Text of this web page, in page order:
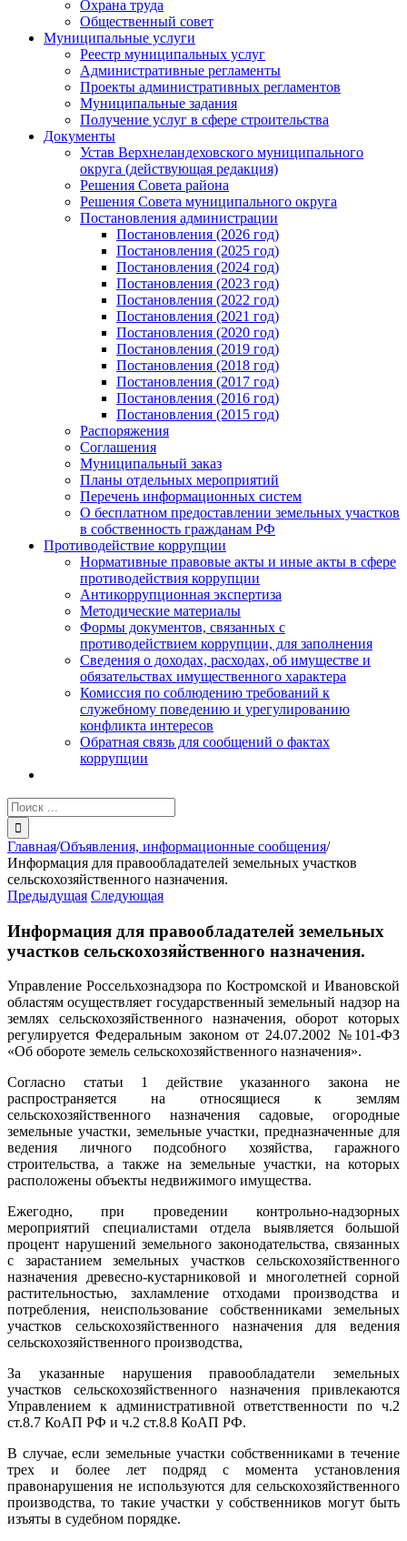
Охрана труда
Общественный совет
Муниципальные услуги
Реестр муниципальных услуг
Административные регламенты
Проекты административных регламентов
Муниципальные задания
Получение услуг в сфере строительства
Документы
Устав Верхнеландеховского муниципального
округа (действующая редакция)
Решения Совета района
Решения Совета муниципального округа
Постановления администрации
Постановления (2026 год)
Постановления (2025 год)
Постановления (2024 год)
Постановления (2023 год)
Постановления (2022 год)
Постановления (2021 год)
Постановления (2020 год)
Постановления (2019 год)
Постановления (2018 год)
Постановления (2017 год)
Постановления (2016 год)
Постановления (2015 год)
Распоряжения
Соглашения
Муниципальный заказ
Планы отдельных мероприятий
Перечень информационных систем
О бесплатном предоставлении земельных участков
в собственность гражданам РФ
Противодействие коррупции
Нормативные правовые акты и иные акты в сфере
противодействия коррупции
Антикоррупционная экспертиза
Методические материалы
Формы документов, связанных с
противодействием коррупции, для заполнения
Сведения о доходах, расходах, об имуществе и
обязательствах имущественного характера
Комиссия по соблюдению требований к
служебному поведению и урегулированию
конфликта интересов
Обратная связь для сообщений о фактах
коррупции
Результат
поиска:
Главная/Объявления, информационные сообщения/
Информация для правообладателей земельных участков
сельскохозяйственного назначения.
Предыдущая Следующая
Информация для правообладателей земельных
участков сельскохозяйственного назначения.
Управление Россельхознадзора по Костромской и Ивановской
областям осуществляет государственный земельный надзор на
землях сельскохозяйственного назначения, оборот которых
регулируется Федеральным законом от 24.07.2002 №101-ФЗ
«Об обороте земель сельскохозяйственного назначения».
Согласно статьи 1 действие указанного закона не
распространяется на относящиеся к землям
сельскохозяйственного назначения садовые, огородные
земельные участки, земельные участки, предназначенные для
ведения личного подсобного хозяйства, гаражного
строительства, а также на земельные участки, на которых
расположены объекты недвижимого имущества.
Ежегодно, при проведении контрольно-надзорных
мероприятий специалистами отдела выявляется большой
процент нарушений земельного законодательства, связанных
с зарастанием земельных участков сельскохозяйственного
назначения древесно-кустарниковой и многолетней сорной
растительностью, захламление отходами производства и
потребления, неиспользование собственниками земельных
участков сельскохозяйственного назначения для ведения
сельскохозяйственного производства,
За указанные нарушения правообладатели земельных
участков сельскохозяйственного назначения привлекаются
Управлением к административной ответственности по ч.2
ст.8.7 КоАП РФ и ч.2 ст.8.8 КоАП РФ.
В случае, если земельные участки собственниками в течение
трех и более лет подряд с момента установления
правонарушения не используются для сельскохозяйственного
производства, то такие участки у собственников могут быть
изъяты в судебном порядке.